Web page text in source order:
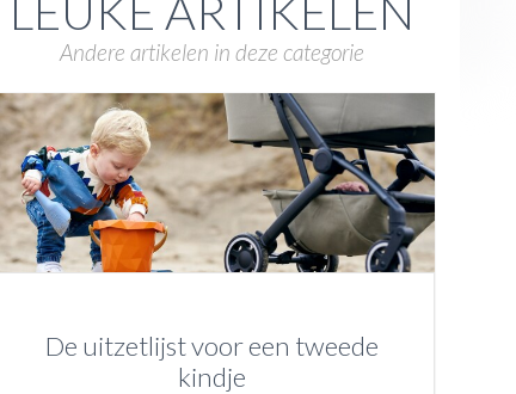
LEUKE ARTIKELEN
Andere artikelen in deze categorie
De uitzetlijst voor een tweede
kindje